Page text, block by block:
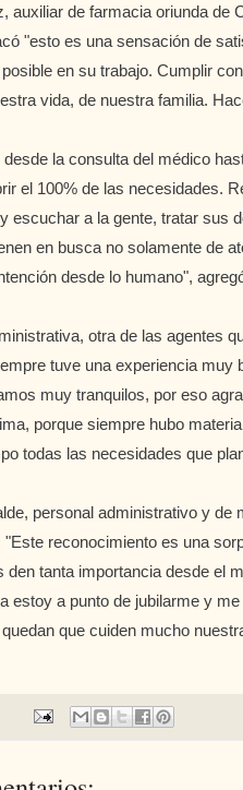
auxiliar de farmacia oriunda de
"esto es una sensación de
en su trabajo. Cumplir
vida, de nuestra familia.
la consulta del médico
el 100% de las necesidades.
escuchar a la gente, tratar sus
en busca no solamente de
desde lo humano",
otra de las agentes
tuve una experiencia muy
muy tranquilos, por eso
porque siempre hubo
todas las necesidades que
personal administrativo y de
reconocimiento es una
den tanta importancia desde el
estoy a punto de jubilarme y
que cuiden mucho